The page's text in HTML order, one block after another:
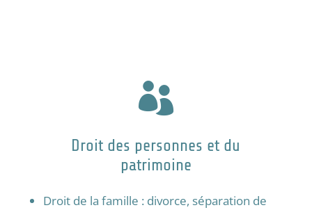

Droit des personnes et du
patrimoine
Droit de la famille : divorce, séparation de